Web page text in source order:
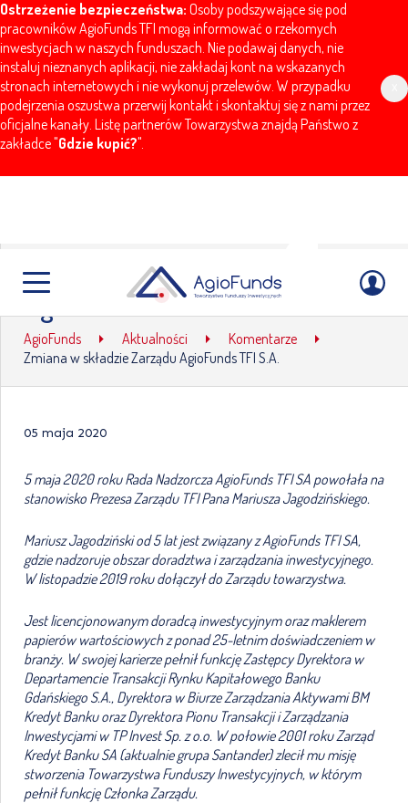
Ostrzeżenie bezpieczeństwa: Osoby podszywające się pod
pracowników AgioFunds TFI mogą informować o rzekomych
inwestycjach w naszych funduszach. Nie podawaj danych, nie
instaluj nieznanych aplikacji, nie zakładaj kont na wskazanych
stronach internetowych i nie wykonuj przelewów. W przypadku
podejrzenia oszustwa przerwij kontakt i skontaktuj się z nami przez
oficjalne kanały. Listę partnerów Towarzystwa znajdą Państwo z
zakładce "Gdzie kupić?".
Zmiana w składzie Zarządu
AgioFunds TFI S.A.
AgioFunds Aktualności
Komentarze
Zmiana w składzie Zarządu AgioFunds TFI S.A.
05 maja 2020
5 maja 2020 roku Rada Nadzorcza AgioFunds TFI SA powołała na
stanowisko Prezesa Zarządu TFI Pana Mariusza Jagodzińskiego.
Mariusz Jagodziński od 5 lat jest związany z AgioFunds TFI SA,
gdzie nadzoruje obszar doradztwa i zarządzania inwestycyjnego.
W listopadzie 2019 roku dołączył do Zarządu towarzystwa.
Jest licencjonowanym doradcą inwestycyjnym oraz maklerem
papierów wartościowych z ponad 25-letnim doświadczeniem w
branży. W swojej karierze pełnił funkcję Zastępcy Dyrektora w
Departamencie Transakcji Rynku Kapitałowego Banku
Gdańskiego S.A., Dyrektora w Biurze Zarządzania Aktywami BM
Kredyt Banku oraz Dyrektora Pionu Transakcji i Zarządzania
Inwestycjami w TP Invest Sp. z o.o. W połowie 2001 roku Zarząd
Kredyt Banku SA (aktualnie grupa Santander) zlecił mu misję
stworzenia Towarzystwa Funduszy Inwestycyjnych, w którym
pełnił funkcję Członka Zarządu.